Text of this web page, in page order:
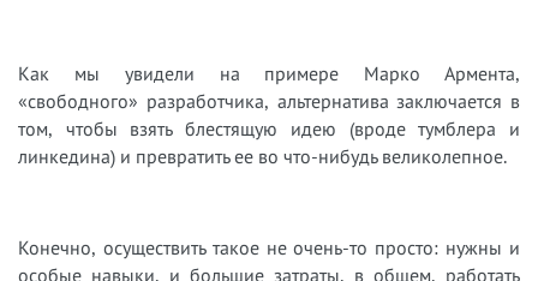
Как мы увидели на примере Марко Армента,
«свободного» разработчика, альтернатива заключается в
том, чтобы взять блестящую идею (вроде тумблера и
линкедина) и превратить ее во что-нибудь великолепное.
Конечно, осуществить такое не очень-то просто: нужны и
особые навыки, и большие затраты, в общем, работать